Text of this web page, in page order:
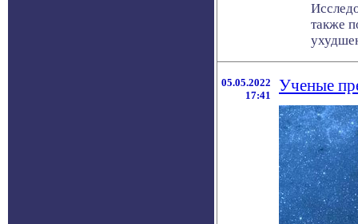
также
05.05.2022
17:41
Ученые